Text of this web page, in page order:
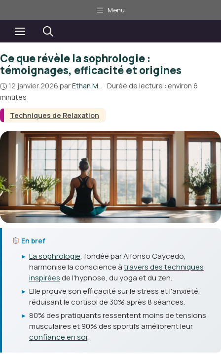
au
contenu
Menu
Menu
Techniques de Relaxation
Ce que révèle la sophrologie :
témoignages, efficacité et origines
12 janvier 2026 parEthan M. · Durée de lecture : environ 6
minutes
En bref
▸ La sophrologie, fondée par Alfonso Caycedo,
harmonise la conscience àtravers des techniques
inspiréesde l'hypnose, du yoga et du zen.
▸ Elle prouve son efficacité sur le stress et l'anxiété,
réduisant le cortisol de 30% après 8 séances.
▸ 80% des pratiquants ressentent moins de tensions
musculaires et 90% des sportifs améliorent leur
confiance en soi.